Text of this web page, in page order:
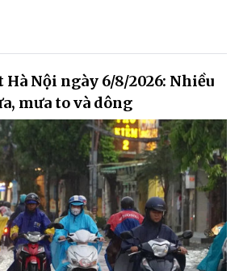
Nội ngày 6/8/2026: Nhiều
mưa to và dông